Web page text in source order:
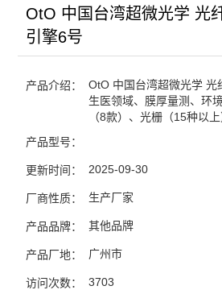
OtO 中国台湾超微光学 光
引擎6号
产品介绍：
OtO 中国台湾超微光学
生医领域、膜厚量测、环
（8款）、光栅（15种以
产品型号：
更新时间： 2025-09-30
厂商性质： 生产厂家
产品品牌： 其他品牌
产品厂地： 广州市
访问次数： 3703